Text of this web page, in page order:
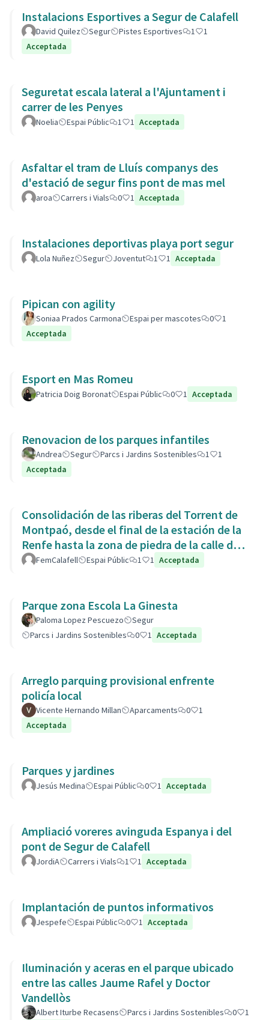
Instalacions Esportives a Segur de Calafell
David Quilez Segur Pistes Esportives 1
1
Acceptada
Seguretat escala lateral a l'Ajuntament i
carrer de les Penyes
Noelia Espai Públic 1 1 Acceptada
Asfaltar el tram de Lluís companys des
d'estació de segur fins pont de mas mel
aroa Carrers i Vials 0 1 Acceptada
Instalaciones deportivas playa port segur
Lola Nuñez Segur Joventut 1 1 Acceptada
Pipican con agility
Soniaa Prados Carmona Espai per mascotes 0
1
Acceptada
Esport en Mas Romeu
Patricia Doig Boronat Espai Públic 0 1 Acceptada
Renovacion de los parques infantiles
Andrea Segur Parcs i Jardins Sostenibles 1
1
Acceptada
Consolidación de las riberas del Torrent de
Montpaó, desde el final de la estación de la
Renfe hasta la zona de piedra de la calle de
L’Estany.
FemCalafell Espai Públic 1 1 Acceptada
Parque zona Escola La Ginesta
Paloma Lopez Pescuezo
Segur
Parcs i Jardins Sostenibles
0 1 Acceptada
Arreglo parquing provisional enfrente
policía local
Vicente Hernando Millan Aparcaments 0
1
Acceptada
Parques y jardines
Jesús Medina Espai Públic 0 1 Acceptada
Ampliació voreres avinguda Espanya i del
pont de Segur de Calafell
JordiA Carrers i Vials 1 1 Acceptada
Implantación de puntos informativos
Jespefe Espai Públic 0 1 Acceptada
Iluminación y aceras en el parque ubicado
entre las calles Jaume Rafel y Doctor
Vandellòs
Albert Iturbe Recasens Parcs i Jardins Sostenibles 0 1